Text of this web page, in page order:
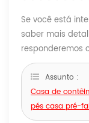
Se você está
saber mais
responderemos
Assunto :
Casa de
pés casa pré-